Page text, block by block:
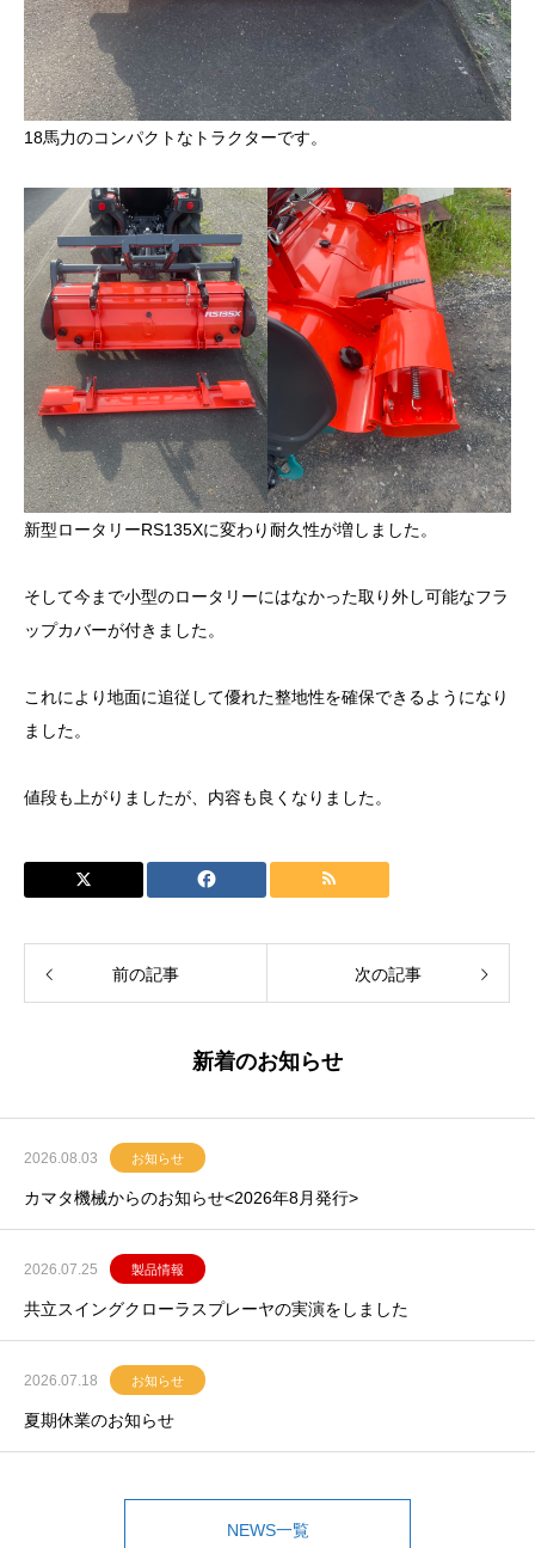
18馬力のコンパクトなトラクターです。
新型ロータリーRS135Xに変わり耐久性が増しました。
そして今まで小型のロータリーにはなかった取り外し可能なフラ
ップカバーが付きました。
これにより地面に追従して優れた整地性を確保できるようになり
ました。
値段も上がりましたが、内容も良くなりました。
前の記事 次の記事
新着のお知らせ
2026.08.03 お知らせ
カマタ機械からのお知らせ<2026年8月発行>
2026.07.25 製品情報
共立スイングクローラスプレーヤの実演をしました
2026.07.18 お知らせ
夏期休業のお知らせ
NEWS一覧